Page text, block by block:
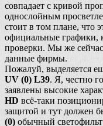
совпадает с кривой
однослойным
стоит в том плане, что
официальные графики,
проверки. Мы же
данные фирмы.
Пожалуй, выделяется
UV (0) L39. Я, честно
заявлены высокие
HD всё-таки
защитой и тут должен
(0) обычный